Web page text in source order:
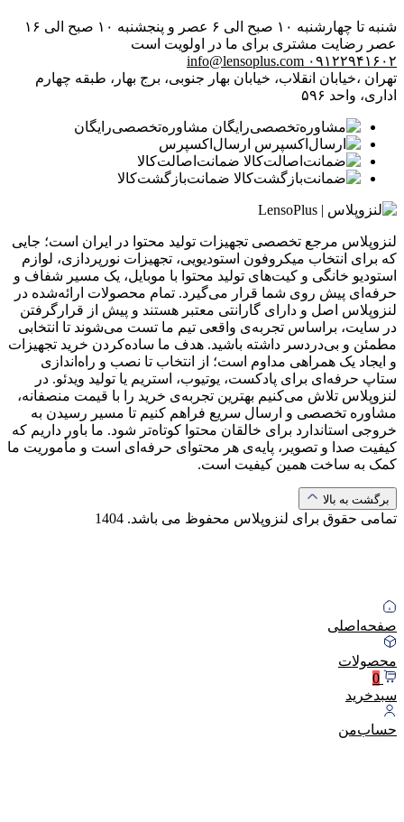
شنبه تا چهارشنبه ۱۰ صبح الی ۶ عصر و پنجشنبه ۱۰ صبح الی ۱۶
عصر رضایت مشتری برای ما در اولویت است
۰۹۱۲۲۹۴۱۶۰۲ info@lensoplus.com
تهران ،خیابان انقلاب، خیابان بهار جنوبی، برج بهار، طبقه چهارم
اداری، واحد ۵۹۶
مشاوره‌تخصصی‌رایگان
ارسال‌اکسپرس
ضمانت‌اصالت‌کالا
ضمانت‌بازگشت‌کالا
لنزوپلاس مرجع تخصصی تجهیزات تولید محتوا در ایران است؛ جایی
که برای انتخاب میکروفون استودیویی، تجهیزات نورپردازی، لوازم
استودیو خانگی و کیت‌های تولید محتوا با موبایل، یک مسیر شفاف و
حرفه‌ای پیش روی شما قرار می‌گیرد. تمام محصولات ارائه‌شده در
لنزوپلاس اصل و دارای گارانتی معتبر هستند و پیش از قرارگرفتن
در سایت، براساس تجربه‌ی واقعی تیم ما تست می‌شوند تا انتخابی
مطمئن و بی‌دردسر داشته باشید. هدف ما ساده‌کردن خرید تجهیزات
و ایجاد یک همراهی مداوم است؛ از انتخاب تا نصب و راه‌اندازی
ستاپ حرفه‌ای برای پادکست، یوتیوب، استریم یا تولید ویدئو. در
لنزوپلاس تلاش می‌کنیم بهترین تجربه‌ی خرید را با قیمت منصفانه،
مشاوره تخصصی و ارسال سریع فراهم کنیم تا مسیر رسیدن به
خروجی استاندارد برای خالقان محتوا کوتاه‌تر شود. ما باور داریم که
کیفیت صدا و تصویر، پایه‌ی هر محتوای حرفه‌ای است و مأموریت ما
کمک به ساخت همین کیفیت است.
برگشت به بالا
تمامی حقوق برای لنزوپلاس محفوظ می باشد. 1404
صفحه‌اصلی
محصولات
0
سبد‌خرید
حساب‌من